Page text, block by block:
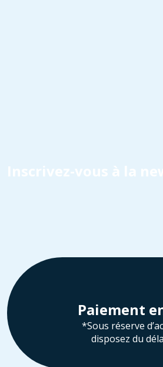
Inscrivez-vous à la
Paiement
*Sous réserve
disposez du